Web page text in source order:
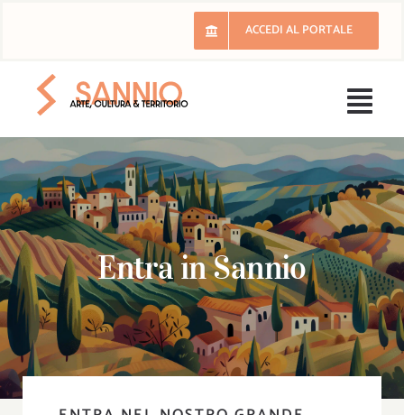
ACCEDI AL PORTALE
Home
Il Sannio
Eventi
Ricette
Entra in Sannio